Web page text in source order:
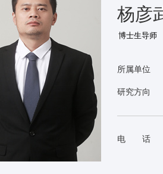
杨彦
所属单位
研究方向
电 话